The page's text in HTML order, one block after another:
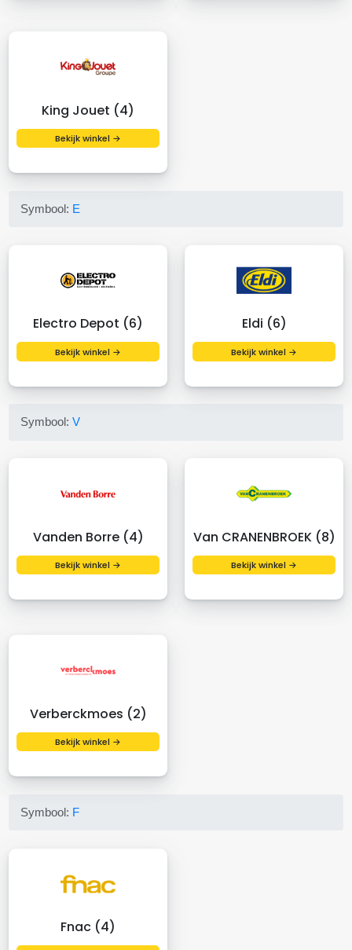
King Jouet (4)
Bekijk winkel →
Symbool: E
Electro Depot (6)
Bekijk winkel →
Eldi (6)
Bekijk winkel →
Symbool:V
Vanden Borre (4)
Bekijk winkel →
Van CRANENBROEK (8)
Bekijk winkel →
Verberckmoes (2)
Bekijk winkel →
Symbool: F
Fnac (4)